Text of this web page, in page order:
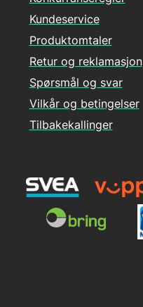
Kundeservice
Produktomtaler
Retur og reklamasjon
Spørsmål og svar
Vilkår og betingelser
Tilbakekallinger